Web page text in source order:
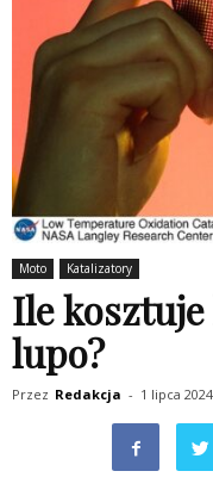
Moto Katalizatory
Ile
lupo?
Przez Redakcja - 1 lipca 2024